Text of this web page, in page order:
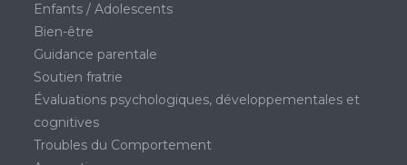
Enfants / Adolescents
Bien-être
Guidance parentale
Soutien fratrie
Évaluations psychologiques, développementales et
cognitives
Troubles du Comportement